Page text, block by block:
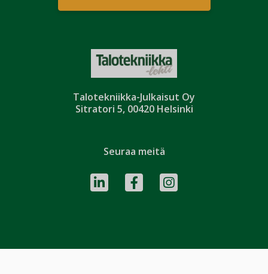
Talotekniikka-Julkaisut Oy
Sitratori 5, 00420 Helsinki
Seuraa meitä